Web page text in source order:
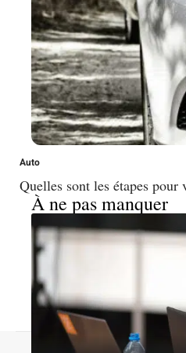
Auto
Quelles sont les étapes pour
À ne pas manquer